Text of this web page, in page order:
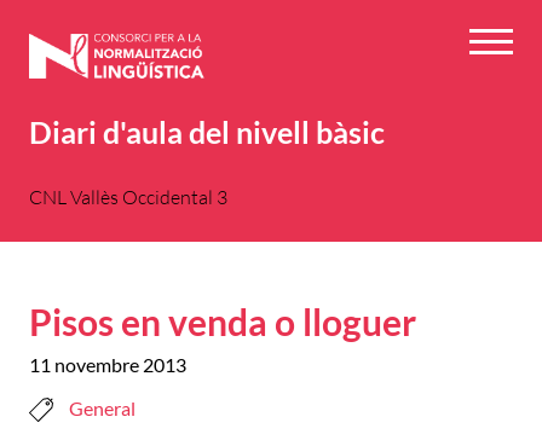
Diari d'aula del nivell bàsic
CNL Vallès Occidental 3
Pisos en venda o lloguer
11 novembre 2013
General